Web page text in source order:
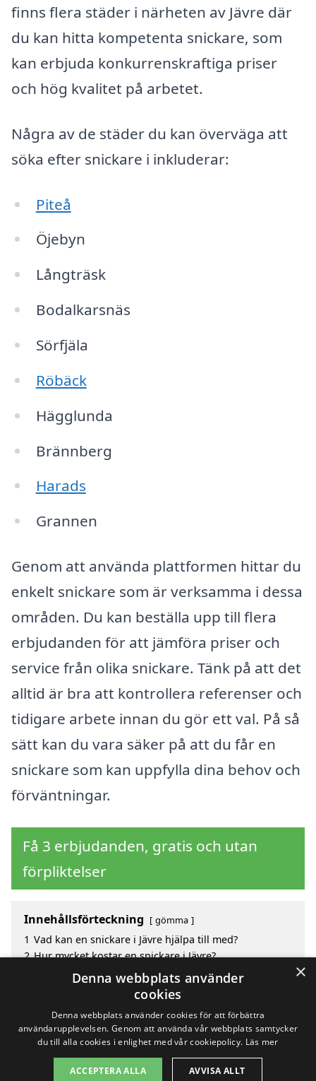
finns flera städer i närheten av Jävre där
du kan hitta kompetenta snickare, som
kan erbjuda konkurrenskraftiga priser
och hög kvalitet på arbetet.
Några av de städer du kan överväga att
söka efter snickare i inkluderar:
Piteå
Öjebyn
Långträsk
Bodalkarsnäs
Sörfjäla
Röbäck
Hägglunda
Brännberg
Harads
Grannen
Genom att använda plattformen hittar du
enkelt snickare som är verksamma i dessa
områden. Du kan beställa upp till flera
erbjudanden för att jämföra priser och
service från olika snickare. Tänk på att det
alltid är bra att kontrollera referenser och
tidigare arbete innan du gör ett val. På så
sätt kan du vara säker på att du får en
snickare som kan uppfylla dina behov och
förväntningar.
Få 3 erbjudanden, gratis och utan
förpliktelser
Innehållsförteckning gömma
1 Vad kan en snickare i Jävre hjälpa till med?
2 Hur mycket kostar en snickare i Jävre?
Fördelar med att välja snickare i Jävre
Sök efter en skicklig snickare i de omgivande
Copyright 2026 - Pilanto Aps
×
Denna webbplats använder
cookies
Denna webbplats använder cookies för att förbättra
användarupplevelsen. Genom att använda vår webbplats samtycker
du till alla cookies i enlighet med vår cookiepolicy. Läs mer
ACCEPTERA ALLA AVVISA ALLT